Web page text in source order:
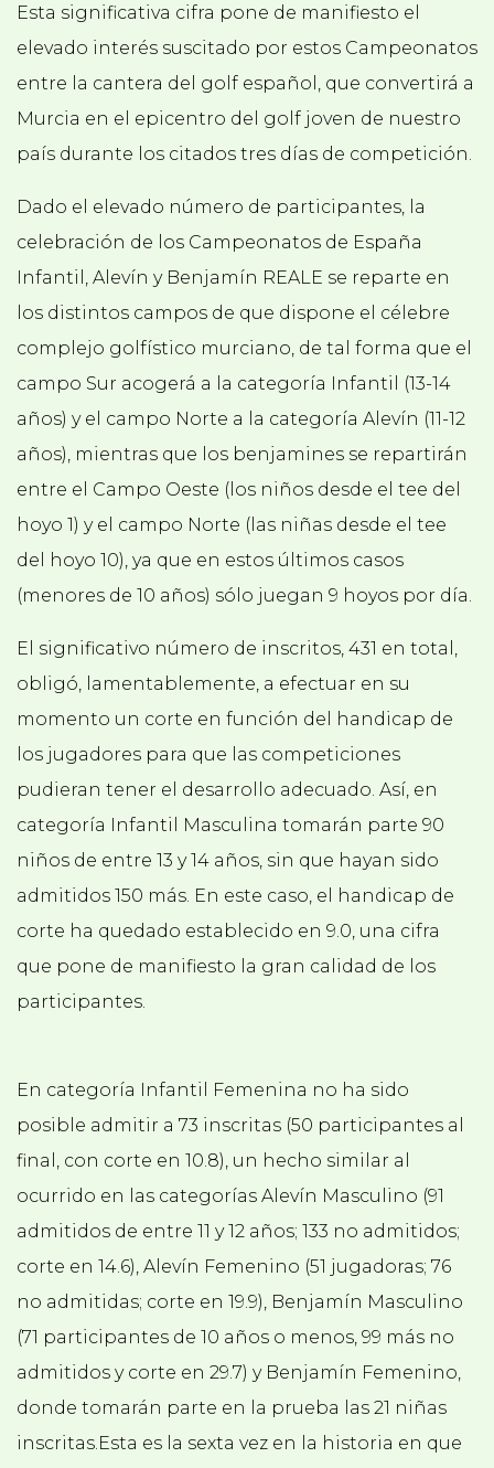
Esta significativa cifra pone de manifiesto el
elevado interés suscitado por estos Campeonatos
entre la cantera del golf español, que convertirá a
Murcia en el epicentro del golf joven de nuestro
país durante los citados tres días de competición.
Dado el elevado número de participantes, la
celebración de los Campeonatos de España
Infantil, Alevín y Benjamín REALE se reparte en
los distintos campos de que dispone el célebre
complejo golfístico murciano, de tal forma que el
campo Sur acogerá a la categoría Infantil (13-14
años) y el campo Norte a la categoría Alevín (11-12
años), mientras que los benjamines se repartirán
entre el Campo Oeste (los niños desde el tee del
hoyo 1) y el campo Norte (las niñas desde el tee
del hoyo 10), ya que en estos últimos casos
(menores de 10 años) sólo juegan 9 hoyos por día.
El significativo número de inscritos, 431 en total,
obligó, lamentablemente, a efectuar en su
momento un corte en función del handicap de
los jugadores para que las competiciones
pudieran tener el desarrollo adecuado. Así, en
categoría Infantil Masculina tomarán parte 90
niños de entre 13 y 14 años, sin que hayan sido
admitidos 150 más. En este caso, el handicap de
corte ha quedado establecido en 9.0, una cifra
que pone de manifiesto la gran calidad de los
participantes.
En categoría Infantil Femenina no ha sido
posible admitir a 73 inscritas (50 participantes al
final, con corte en 10.8), un hecho similar al
ocurrido en las categorías Alevín Masculino (91
admitidos de entre 11 y 12 años; 133 no admitidos;
corte en 14.6), Alevín Femenino (51 jugadoras; 76
no admitidas; corte en 19.9), Benjamín Masculino
(71 participantes de 10 años o menos, 99 más no
admitidos y corte en 29.7) y Benjamín Femenino,
donde tomarán parte en la prueba las 21 niñas
inscritas.Esta es la sexta vez en la historia en que